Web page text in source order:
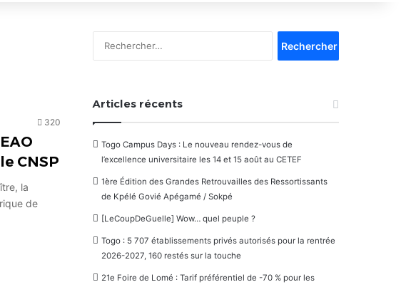
320
CNSP
la
de
Articles récents
Togo Campus Days : Le nouveau rendez-vous de
l’excellence universitaire les 14 et 15 août au CETEF
1ère Édition des Grandes Retrouvailles des Ressortissants
de Kpélé Govié Apégamé / Sokpé
[LeCoupDeGuelle] Wow… quel peuple ?
Togo : 5 707 établissements privés autorisés pour la rentrée
2026-2027, 160 restés sur la touche
21e Foire de Lomé : Tarif préférentiel de -70 % pour les